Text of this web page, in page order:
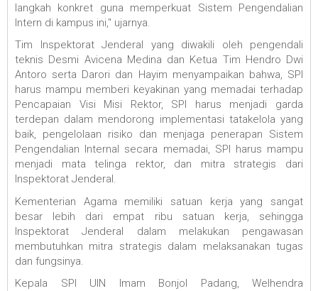
langkah konkret guna memperkuat Sistem Pengendalian
Intern di kampus ini," ujarnya.
Tim Inspektorat Jenderal yang diwakili oleh pengendali
teknis Desmi Avicena Medina dan Ketua Tim Hendro Dwi
Antoro serta Darori dan Hayim menyampaikan bahwa, SPI
harus mampu memberi keyakinan yang memadai terhadap
Pencapaian Visi Misi Rektor, SPI harus menjadi garda
terdepan dalam mendorong implementasi tatakelola yang
baik, pengelolaan risiko dan menjaga penerapan Sistem
Pengendalian Internal secara memadai, SPI harus mampu
menjadi mata telinga rektor, dan mitra strategis dari
Inspektorat Jenderal.
Kementerian Agama memiliki satuan kerja yang sangat
besar lebih dari empat ribu satuan kerja, sehingga
Inspektorat Jenderal dalam melakukan pengawasan
membutuhkan mitra strategis dalam melaksanakan tugas
dan fungsinya.
Kepala SPI UIN Imam Bonjol Padang, Welhendra